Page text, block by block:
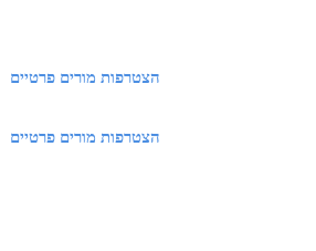
הצטרפות מורים פרטיים
הצטרפות מורים פרטיים